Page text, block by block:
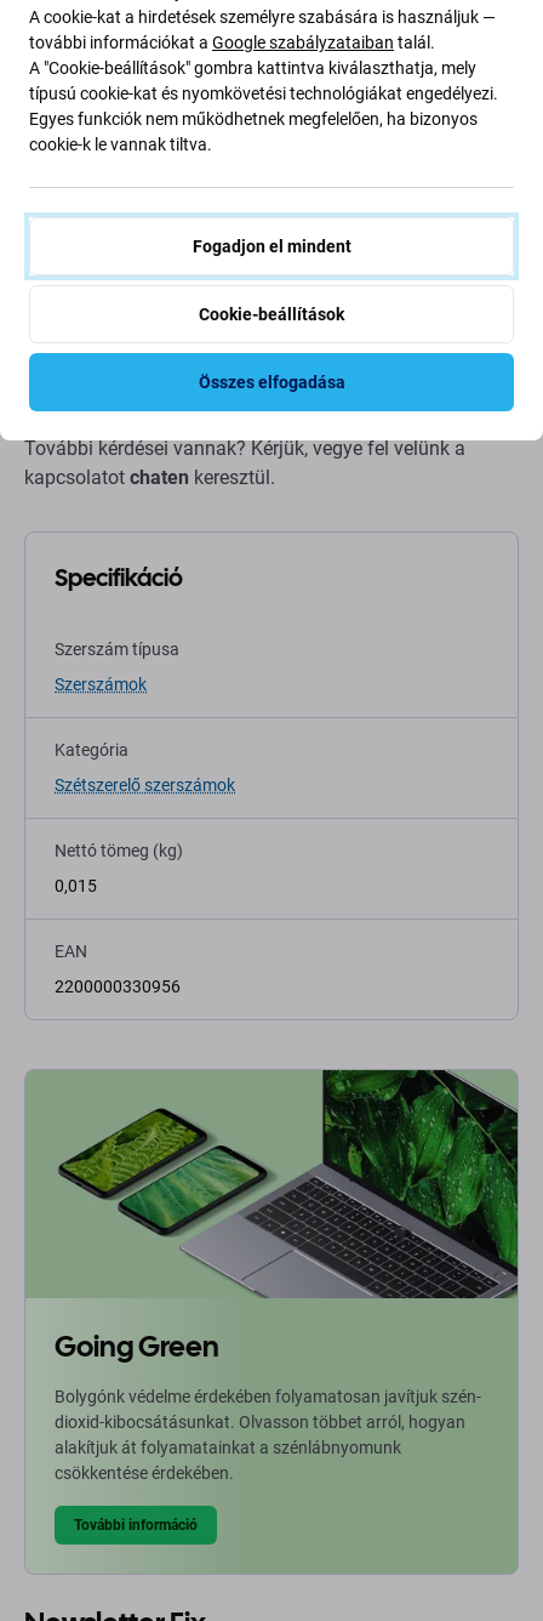
Leírás és specifikáció Szállítás és visszaküldés Vélemények (7)
Műanyag fogó a szétszereléshez
típus: telefonok/táblagépek nyitására szolgáló
szín: kék
anyag: műanyag
További kérdései vannak? Kérjük, vegye fel velünk a
kapcsolatot chaten keresztül.
Specifikáció
Szerszám típusa
Szerszámok
Kategória
Szétszerelő szerszámok
Nettó tömeg (kg)
0,015
EAN
2200000330956
Going Green
Bolygónk védelme érdekében folyamatosan javítjuk szén-
dioxid-kibocsátásunkat. Olvasson többet arról, hogyan
alakítjuk át folyamatainkat a szénlábnyomunk
csökkentése érdekében.
További információ
A cookie-kat a hirdetések személyre szabására is használjuk —
további információkat a Google szabályzataiban talál.
A "Cookie-beállítások" gombra kattintva kiválaszthatja, mely
típusú cookie-kat és nyomkövetési technológiákat engedélyezi.
Egyes funkciók nem működhetnek megfelelően, ha bizonyos
cookie-k le vannak tiltva.
Fogadjon el mindent
Cookie-beállítások
Összes elfogadása